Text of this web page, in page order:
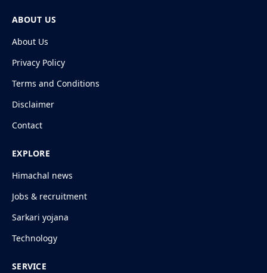
ABOUT US
About Us
Privacy Policy
Terms and Conditions
Disclaimer
Contact
EXPLORE
Himachal news
Jobs & recruitment
Sarkari yojana
Technology
SERVICE